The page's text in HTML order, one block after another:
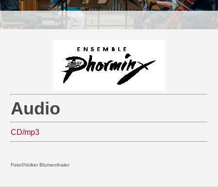
Audio
CD/mp3
Foto©Volker Blumenthaler